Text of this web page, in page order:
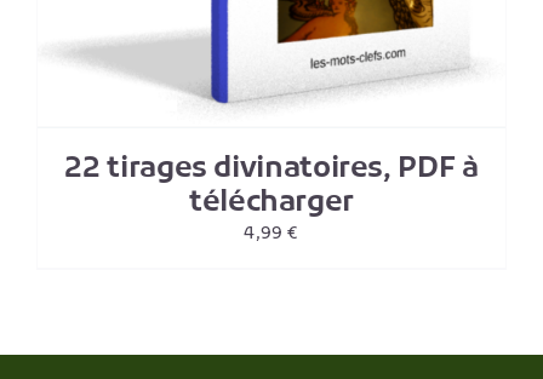
22 tirages divinatoires, PDF à
télécharger
4,99€